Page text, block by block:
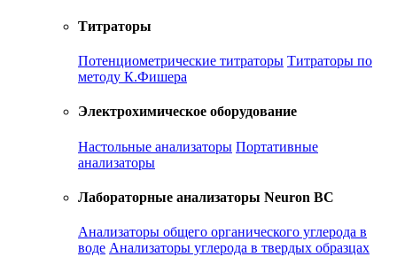
Титраторы
Потенциометрические титраторы Титраторы по
методу К.Фишера
Электрохимическое оборудование
Настольные анализаторы Портативные
анализаторы
Лабораторные анализаторы Neuron BC
Анализаторы общего органического углерода в
воде Анализаторы углерода в твердых образцах